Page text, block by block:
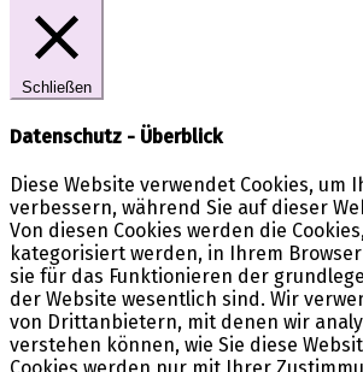
Schließen
Datenschutz - Überblick
Diese Website verwendet Cookies, um
verbessern, während Sie auf dieser
Von diesen Cookies werden die
kategorisiert werden, in Ihrem
sie für das Funktionieren der
der Website wesentlich sind. Wir
von Drittanbietern, mit denen wir
verstehen können, wie Sie diese